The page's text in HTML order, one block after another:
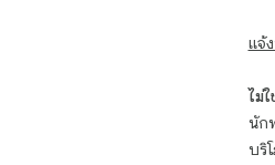
แจ้
ไม่ใ
นัก
บริ